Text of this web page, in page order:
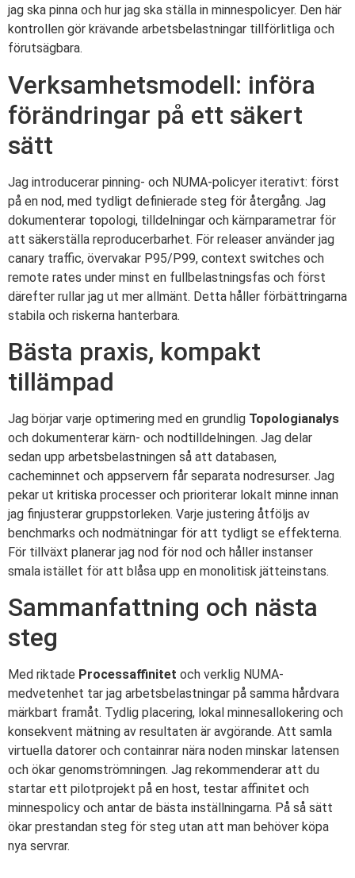
jag ska pinna och hur jag ska ställa in minnespolicyer. Den här
kontrollen gör krävande arbetsbelastningar tillförlitliga och
förutsägbara.
Verksamhetsmodell: införa
förändringar på ett säkert
sätt
Jag introducerar pinning- och NUMA-policyer iterativt: först
på en nod, med tydligt definierade steg för återgång. Jag
dokumenterar topologi, tilldelningar och kärnparametrar för
att säkerställa reproducerbarhet. För releaser använder jag
canary traffic, övervakar P95/P99, context switches och
remote rates under minst en fullbelastningsfas och först
därefter rullar jag ut mer allmänt. Detta håller förbättringarna
stabila och riskerna hanterbara.
Bästa praxis, kompakt
tillämpad
Jag börjar varje optimering med en grundlig Topologianalys
och dokumenterar kärn- och nodtilldelningen. Jag delar
sedan upp arbetsbelastningen så att databasen,
cacheminnet och appservern får separata nodresurser. Jag
pekar ut kritiska processer och prioriterar lokalt minne innan
jag finjusterar gruppstorleken. Varje justering åtföljs av
benchmarks och nodmätningar för att tydligt se effekterna.
För tillväxt planerar jag nod för nod och håller instanser
smala istället för att blåsa upp en monolitisk jätteinstans.
Sammanfattning och nästa
steg
Med riktade Processaffinitet och verklig NUMA-
medvetenhet tar jag arbetsbelastningar på samma hårdvara
märkbart framåt. Tydlig placering, lokal minnesallokering och
konsekvent mätning av resultaten är avgörande. Att samla
virtuella datorer och containrar nära noden minskar latensen
och ökar genomströmningen. Jag rekommenderar att du
startar ett pilotprojekt på en host, testar affinitet och
minnespolicy och antar de bästa inställningarna. På så sätt
ökar prestandan steg för steg utan att man behöver köpa
nya servrar.